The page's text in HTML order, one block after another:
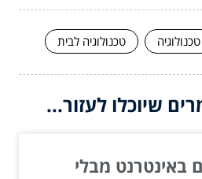
טכנולוגיה טכנולוגיה לבית
שיוכלו לעזור...
באינטרנט מבלי